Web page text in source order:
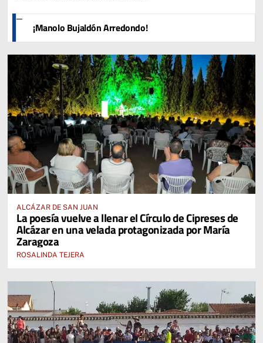
¡Manolo Bujaldón Arredondo!
ALCÁZAR DE SAN JUAN
La poesía vuelve a llenar el Círculo de Cipreses de
Alcázar en una velada protagonizada por María
Zaragoza
ROSALINDA TEJERA